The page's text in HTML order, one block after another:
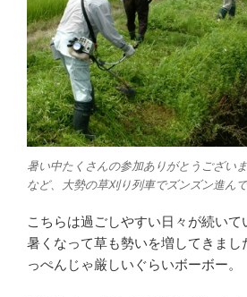
暑い中たくさんの参加ありがとうござい
など、大勢の草刈り列車でズンズン進んで
こちらは過ごしやすい日々が続いて
暑くなって草も勢いを増してきまし
っぺんじゃ厳しいぐらいボーボー。